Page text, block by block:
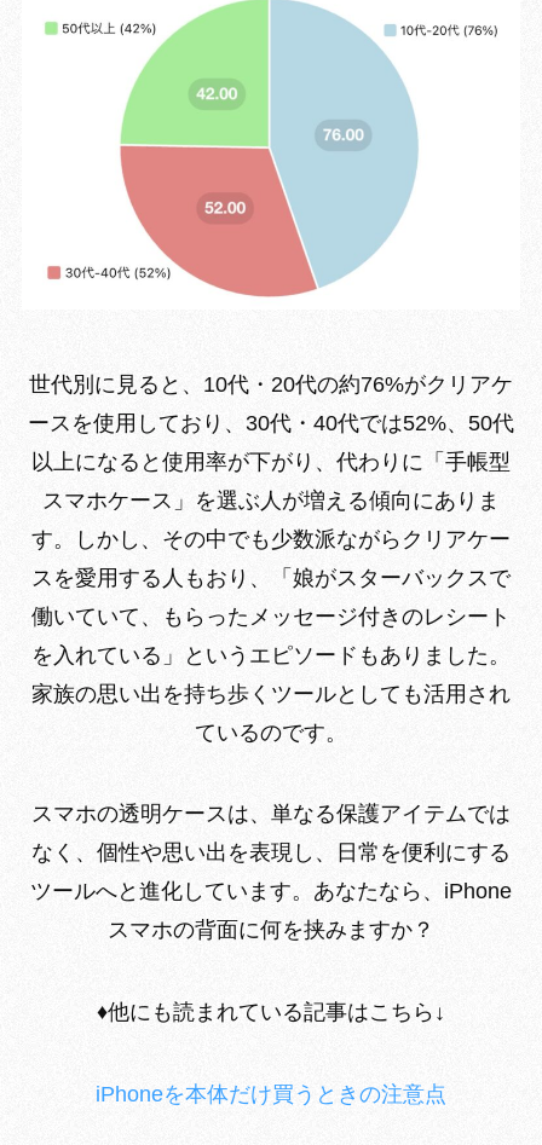
世代別に見ると、10代・20代の約76%がクリアケ
ースを使用しており、30代・40代では52%、50代
以上になると使用率が下がり、代わりに「手帳型
スマホケース」を選ぶ人が増える傾向にありま
す。しかし、その中でも少数派ながらクリアケー
スを愛用する人もおり、「娘がスターバックスで
働いていて、もらったメッセージ付きのレシート
を入れている」というエピソードもありました。
家族の思い出を持ち歩くツールとしても活用され
ているのです。
スマホの透明ケースは、単なる保護アイテムでは
なく、個性や思い出を表現し、日常を便利にする
ツールへと進化しています。あなたなら、 iPhone
スマホの背面に何を挟みますか？
♦︎他にも読まれている記事はこちら↓
iPhoneを本体だけ買うときの注意点